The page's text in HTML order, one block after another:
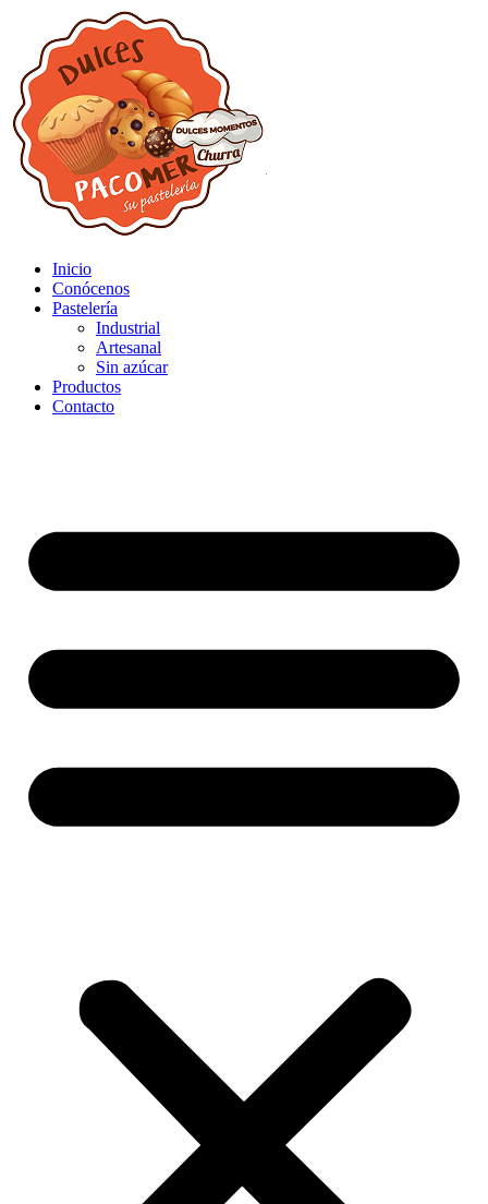
Inicio
Conócenos
Pastelería
Industrial
Artesanal
Sin azúcar
Productos
Contacto